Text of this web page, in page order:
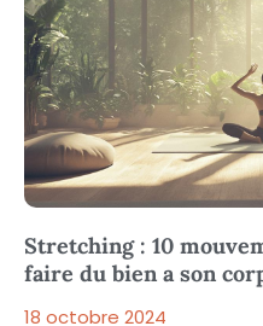
Stretching : 10
faire du bien a son
18 octobre 2024